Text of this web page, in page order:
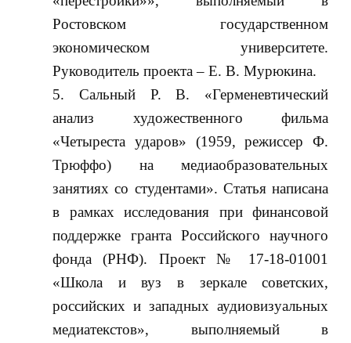
Ростовском государственном
экономическом университете.
Руководитель проекта – Е. В. Мурюкина.
Сальный Р. В. «Герменевтический
анализ художественного фильма
«Четыреста ударов» (1959, режиссер Ф.
Трюффо) на медиаобразовательных
занятиях со студентами». Статья написана
в рамках исследования при финансовой
поддержке гранта Российского научного
фонда (РНФ). Проект № 17-18-01001
«Школа и вуз в зеркале советских,
российских и западных аудиовизуальных
медиатекстов», выполняемый в